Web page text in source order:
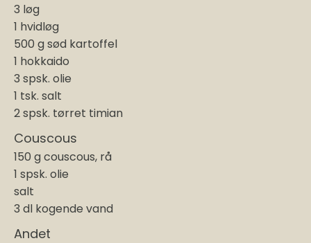
3 løg
1 hvidløg
500 g sød kartoffel
1 hokkaido
3 spsk. olie
1 tsk. salt
2 spsk. tørret timian
Couscous
150 g couscous, rå
1 spsk. olie
salt
3 dl kogende vand
Andet